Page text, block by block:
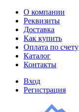
О компании
Реквизиты
Доставка
Как купить
Оплата по счету
Каталог
Контакты
Вход
Регистрация